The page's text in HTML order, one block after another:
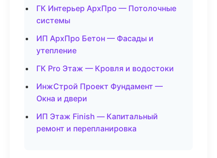
ГК Интерьер АрхПро — Потолочные
системы
ИП АрхПро Бетон — Фасады и
утепление
ГК Pro Этаж — Кровля и водостоки
ИнжСтрой Проект Фундамент —
Окна и двери
ИП Этаж Finish — Капитальный
ремонт и перепланировка